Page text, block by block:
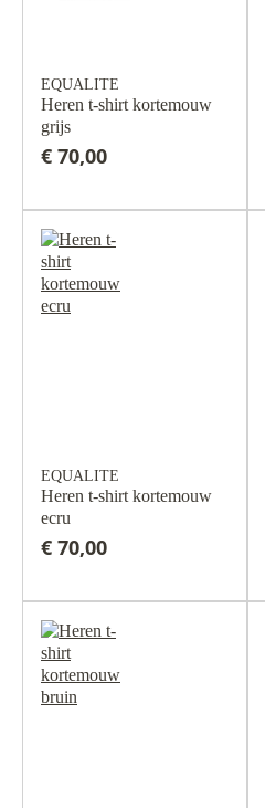
EQUALITE
Heren t-shirt kortemouw
grijs
€ 70,00
EQUALITE
Heren t-shirt kortemouw
ecru
€ 70,00